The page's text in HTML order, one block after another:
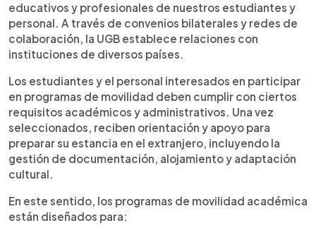
educativos y profesionales de nuestros estudiantes y
personal. A través de convenios bilaterales y redes de
colaboración, la UGB establece relaciones con
instituciones de diversos países.
Los estudiantes y el personal interesados en participar
en programas de movilidad deben cumplir con ciertos
requisitos académicos y administrativos. Una vez
seleccionados, reciben orientación y apoyo para
preparar su estancia en el extranjero, incluyendo la
gestión de documentación, alojamiento y adaptación
cultural.
En este sentido, los programas de movilidad académica
están diseñados para: